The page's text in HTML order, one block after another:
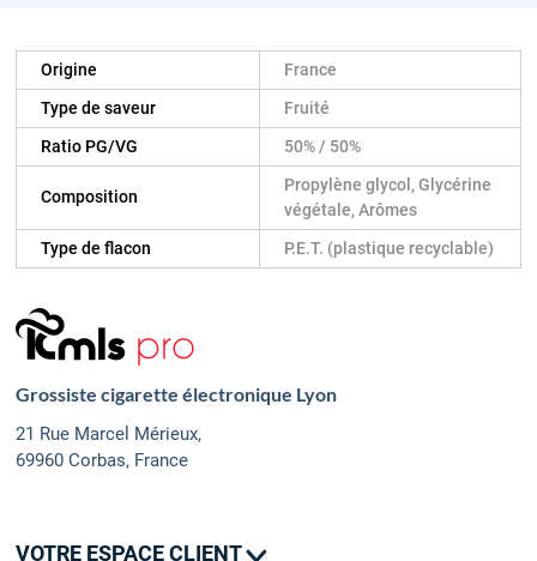
Origine
France
Type de saveur
Fruité
Ratio PG/VG
50% / 50%
Composition
Propylène glycol, Glycérine
végétale, Arômes
Type de flacon
P.E.T. (plastique recyclable)
Grossiste cigarette électronique Lyon
21 Rue Marcel Mérieux,
69960 Corbas, France
VOTRE ESPACE CLIENT